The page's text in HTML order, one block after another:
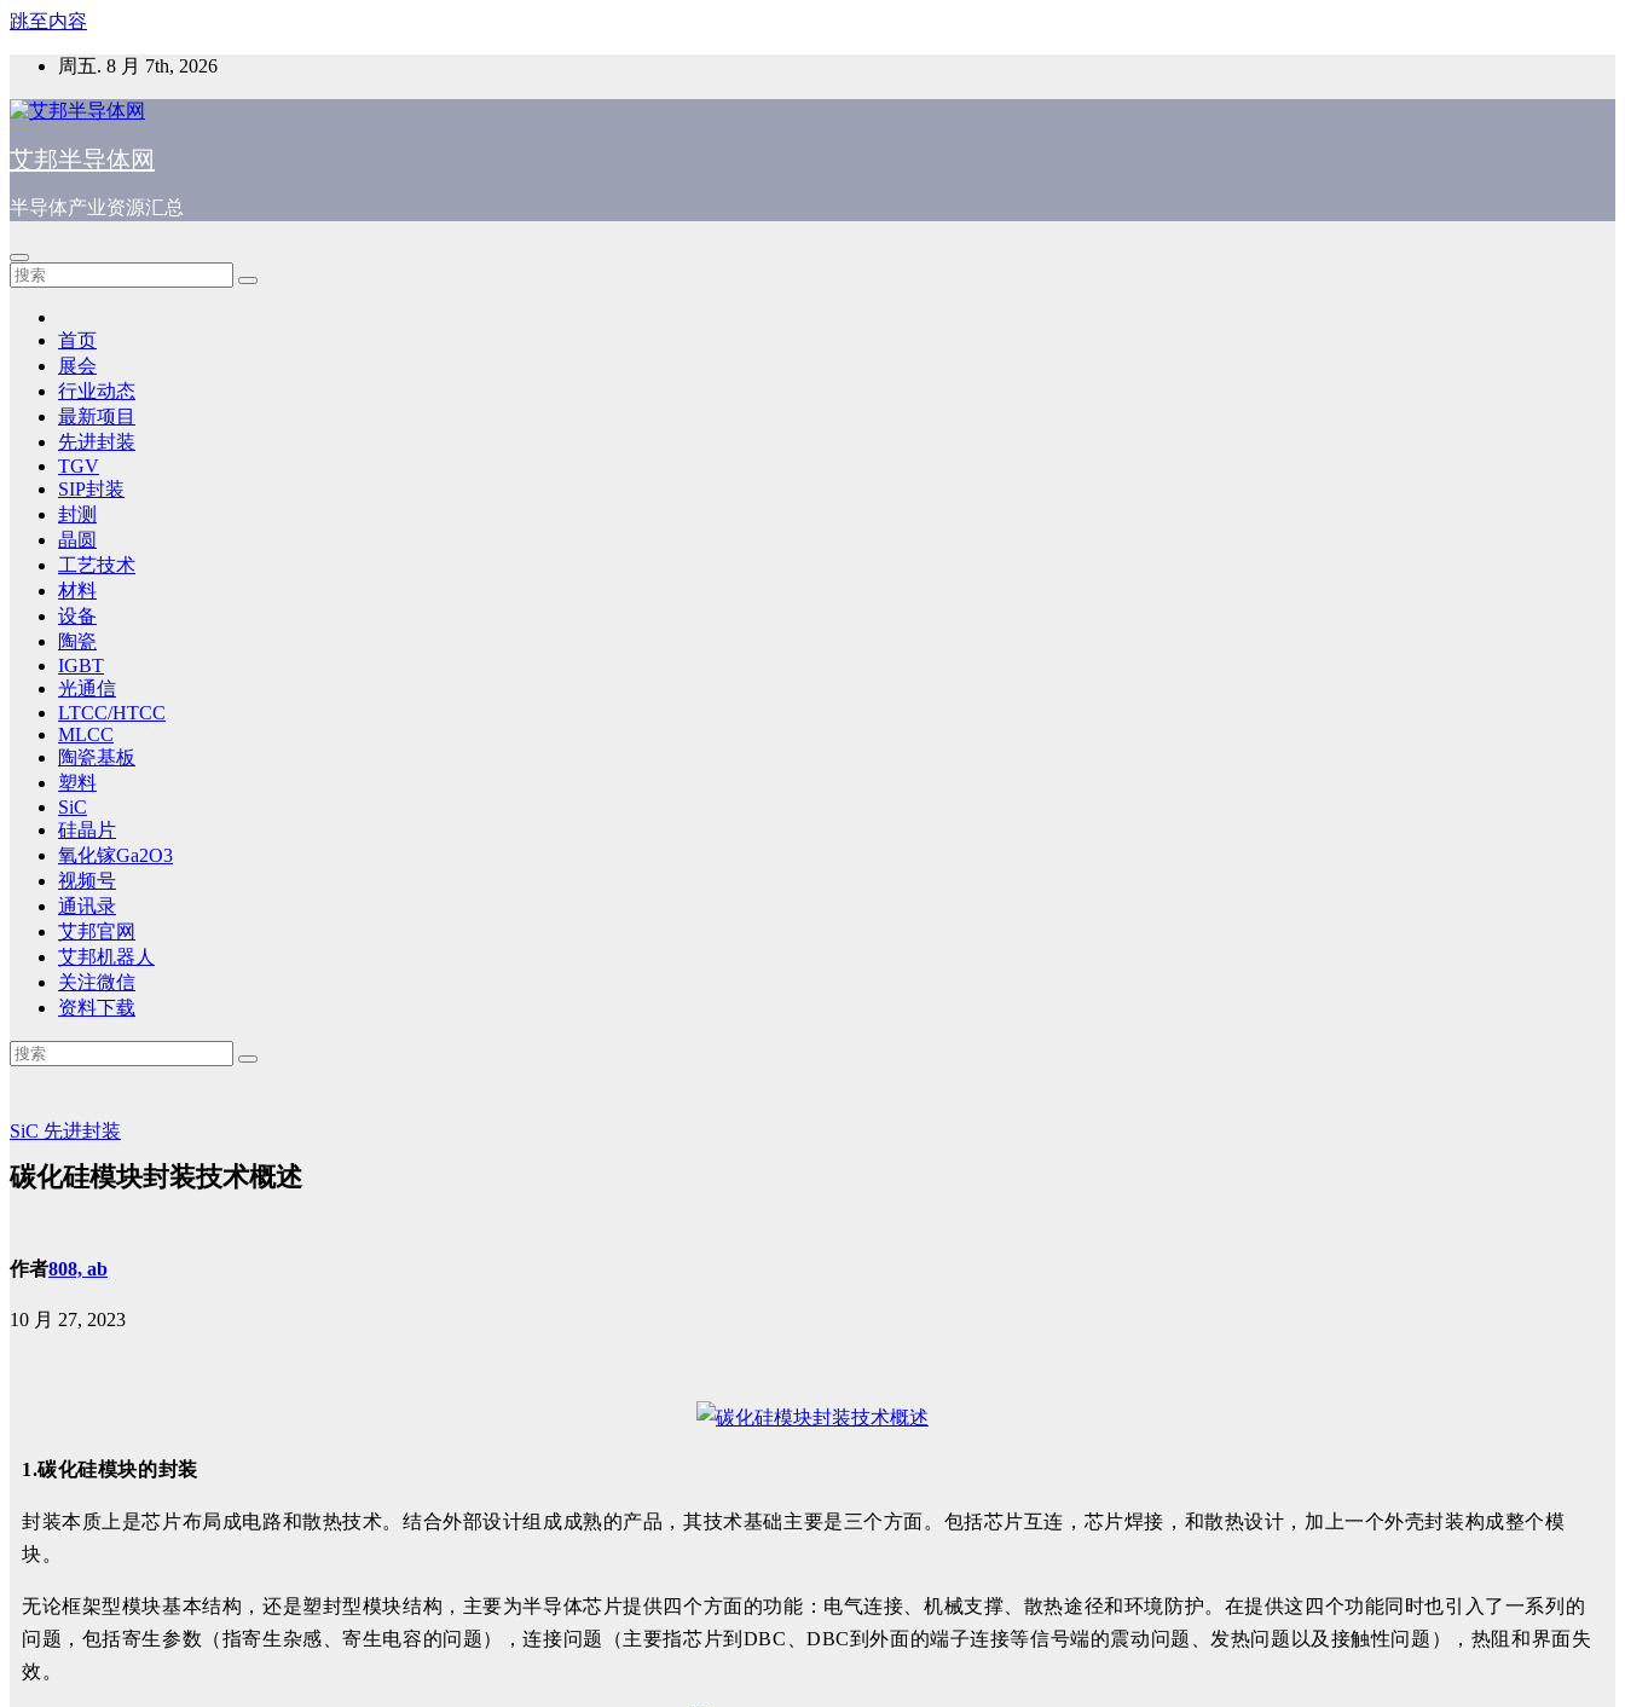
跳至内容
周五. 8 月 7th, 2026
艾邦半导体网
半导体产业资源汇总
首页
展会
行业动态
最新项目
先进封装
TGV
SIP封装
封测
晶圆
工艺技术
材料
设备
陶瓷
IGBT
光通信
LTCC/HTCC
MLCC
陶瓷基板
塑料
SiC
硅晶片
氧化镓Ga2O3
视频号
通讯录
艾邦官网
艾邦机器人
关注微信
资料下载
SiC 先进封装
碳化硅模块封装技术概述
作者808, ab
10 月 27, 2023
1.碳化硅模块的封装
封装本质上是芯片布局成电路和散热技术。结合外部设计组成成熟的产品，其技术基础主要是三个方面。包括芯片互连，芯片焊接，和散热设计，加上一个外壳封装构成整个模
块。
无论框架型模块基本结构，还是塑封型模块结构，主要为半导体芯片提供四个方面的功能：电气连接、机械支撑、散热途径和环境防护。在提供这四个功能同时也引入了一系列的
问题，包括寄生参数（指寄生杂感、寄生电容的问题），连接问题（主要指芯片到DBC、DBC到外面的端子连接等信号端的震动问题、发热问题以及接触性问题），热阻和界面失
效。